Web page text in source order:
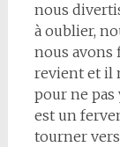
nous
à oublier,
nous avons
revient et il
pour ne pas
est un
tourner